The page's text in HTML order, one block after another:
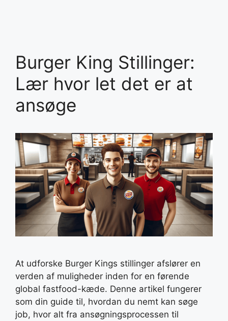
Burger King Stillinger:
Lær hvor let det er at
ansøge
At udforske Burger Kings stillinger afslører en
verden af muligheder inden for en førende
global fastfood-kæde. Denne artikel fungerer
som din guide til, hvordan du nemt kan søge
job, hvor alt fra ansøgningsprocessen til